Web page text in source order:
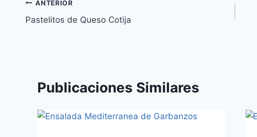
Navegación
de
ANTERIOR
Pastelitos de Queso Cotija
Publicaciones Similares